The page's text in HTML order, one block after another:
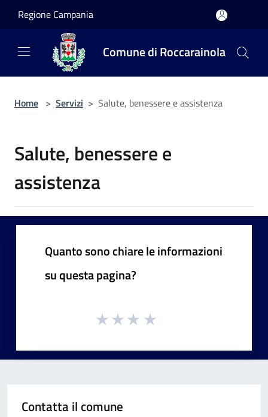
Regione Campania
Comune di Roccarainola
Home > Servizi > Salute, benessere e assistenza
Salute, benessere e
assistenza
Quanto sono chiare le informazioni
su questa pagina?
Contatta il comune